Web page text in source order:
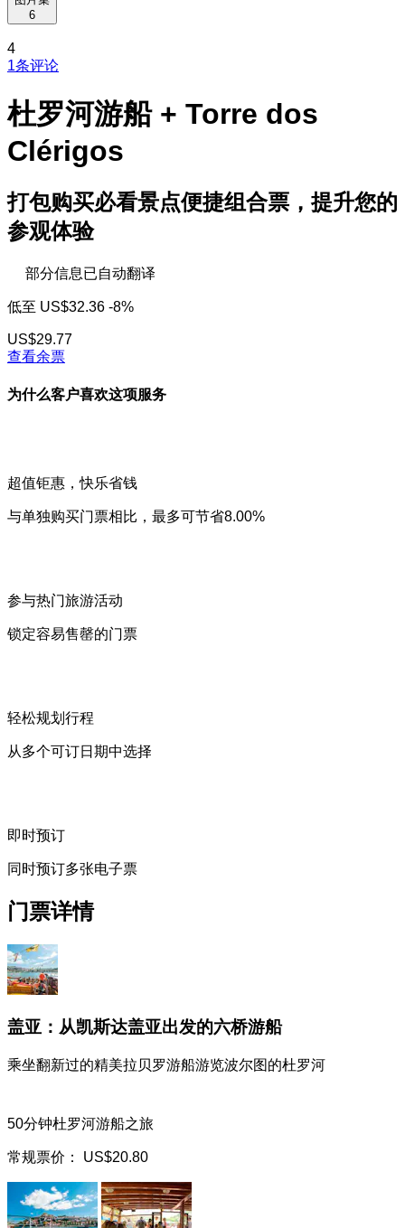
6
4
1条评论
杜罗河游船 + Torre dos
Clérigos
打包购买必看景点便捷组合票，提升您的
参观体验
部分信息已自动翻译
低至 US$32.36 -8%
US$29.77
查看余票
为什么客户喜欢这项服务
超值钜惠，快乐省钱
与单独购买门票相比，最多可节省8.00%
参与热门旅游活动
锁定容易售罄的门票
轻松规划行程
从多个可订日期中选择
即时预订
同时预订多张电子票
门票详情
盖亚：从凯斯达盖亚出发的六桥游船
乘坐翻新过的精美拉贝罗游船游览波尔图的杜罗河
50分钟杜罗河游船之旅
常规票价： US$20.80